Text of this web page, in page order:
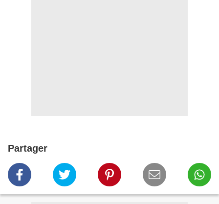
Partager